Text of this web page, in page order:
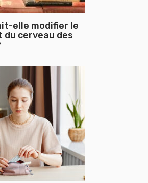
elle modifier le
du cerveau des